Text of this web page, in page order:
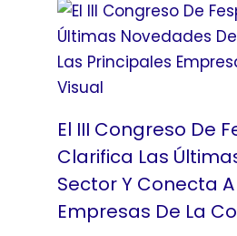
El III Congreso De
Clarifica Las
Sector Y Conecta
Empresas De La